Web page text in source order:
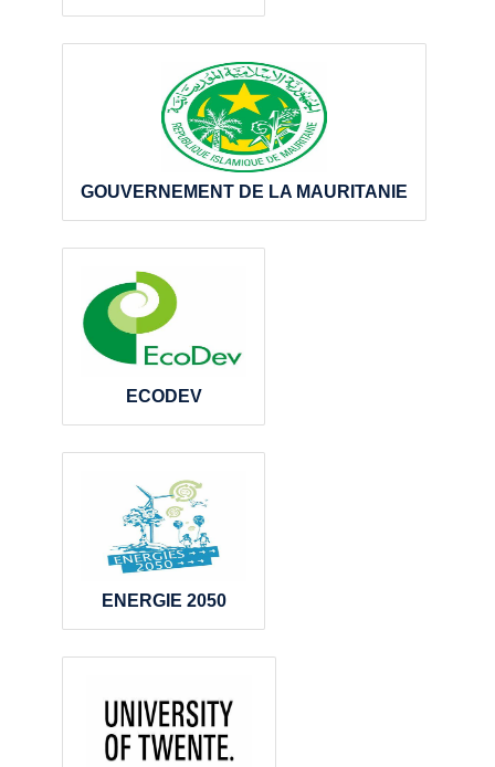
GOUVERNEMENT DE LA MAURITANIE
ECODEV
ENERGIE 2050